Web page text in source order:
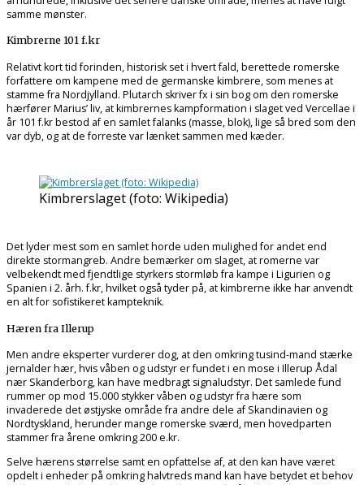
samme mønster.
Kimbrerne 101 f.kr
Relativt kort tid forinden, historisk set i hvert fald, berettede romerske
forfattere om kampene med de germanske kimbrere, som menes at
stamme fra Nordjylland. Plutarch skriver fx i sin bog om den romerske
hærfører Marius’ liv, at kimbrernes kampformation i slaget ved Vercellae i
år 101 f.kr bestod af en samlet falanks (masse, blok), lige så bred som den
var dyb, og at de forreste var lænket sammen med kæder.
Kimbrerslaget (foto: Wikipedia)
Det lyder mest som en samlet horde uden mulighed for andet end
direkte stormangreb. Andre bemærker om slaget, at romerne var
velbekendt med fjendtlige styrkers stormløb fra kampe i Ligurien og
Spanien i 2. årh. f.kr, hvilket også tyder på, at kimbrerne ikke har anvendt
en alt for sofistikeret kampteknik.
Hæren fra Illerup
Men andre eksperter vurderer dog, at den omkring tusind-mand stærke
jernalder hær, hvis våben og udstyr er fundet i en mose i Illerup Ådal
nær Skanderborg, kan have medbragt signaludstyr. Det samlede fund
rummer op mod 15.000 stykker våben og udstyr fra hære som
invaderede det østjyske område fra andre dele af Skandinavien og
Nordtyskland, herunder mange romerske sværd, men hovedparten
stammer fra årene omkring 200 e.kr.
Selve hærens størrelse samt en opfattelse af, at den kan have været
opdelt i enheder på omkring halvtreds mand kan have betydet et behov